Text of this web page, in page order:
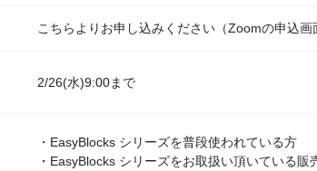
こちらよりお申し込みください（Zoomの申込画
2/26(水)9:00まで
・EasyBlocks シリーズを普段使われている方
・EasyBlocks シリーズをお取扱い頂いている